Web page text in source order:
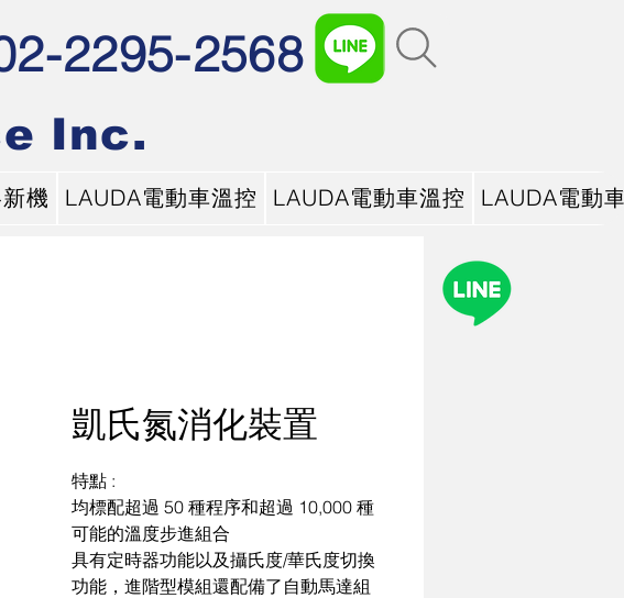
2295-2568
Inc.
機 LAUDA電動車溫控 LAUDA電動車溫控 LAUDA電動
凱氏氮消化裝置
特點 :
均標配超過 50 種程序和超過 10,000 種
可能的溫度步進組合
具有定時器功能以及攝氏度/華氏度切換
功能，進階型模組還配備了自動馬達組